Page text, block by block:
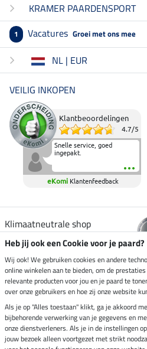
KRAMER PAARDENSPORT
1 Vacatures Groei met ons mee
NL | EUR
VEILIG INKOPEN
Klantbeoordelingen
4.7/5
Snelle service, goed
ingepakt.
eKomi Klantenfeedback
Klimaatneutrale shop
Verzending per
Veilig betalen met
Heb jij ook een Cookie voor je paard?
Wij ook! We gebruiken cookies en andere
online winkelen aan te bieden, om de
relevante producten voor jou en je paard te
over onze gebruikers en hoe zij onze website
Als je op "Alles toestaan" klikt, ga je akkoord
bijbehorende verwerking van je gegevens en
onze dienstverleners. Als je in de instellingen
jouw bezoek alleen voortgezet met strikt